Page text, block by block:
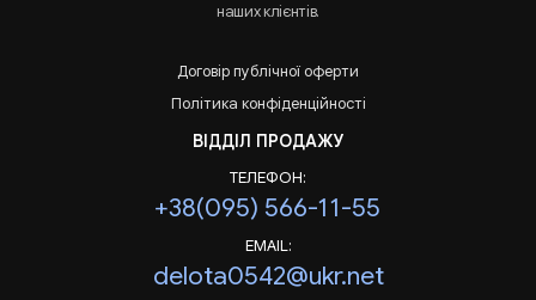
наших клієнтів.
Договір публічної оферти
Політика конфіденційності
ВІДДІЛ ПРОДАЖУ
ТЕЛЕФОН:
+38(095) 566-11-55
EMAIL:
delota0542@ukr.net